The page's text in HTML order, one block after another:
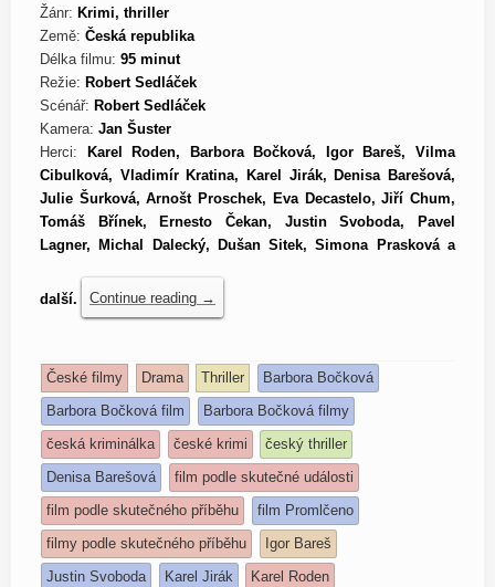
Žánr: Krimi, thriller
Země: Česká republika
Délka filmu: 95 minut
Režie: Robert Sedláček
Scénář: Robert Sedláček
Kamera: Jan Šuster
Herci:
Karel Roden, Barbora Bočková, Igor Bareš, Vilma
Cibulková, Vladimír Kratina, Karel Jirák, Denisa Barešová,
Julie Šurková, Arnošt Proschek, Eva Decastelo, Jiří Chum,
Tomáš Břínek, Ernesto Čekan, Justin Svoboda, Pavel
Lagner, Michal Dalecký, Dušan Sitek, Simona Prasková a
další. Continue reading →
České filmy Drama Thriller
Barbora Bočková
Barbora Bočková film
Barbora Bočková filmy
česká kriminálka
české krimi
český thriller
Denisa Barešová
film podle skutečné události
film podle skutečného příběhu
film Promlčeno
filmy podle skutečného příběhu
Igor Bareš
Justin Svoboda
Karel Jirák
Karel Roden